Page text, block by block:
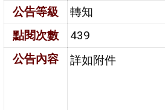
公告等級
轉知
點閱次數
439
公告內容
詳如附件